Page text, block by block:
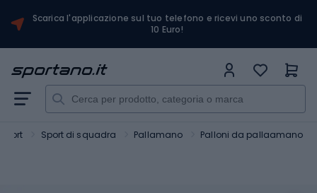
Scarica l'applicazione sul tuo telefono e ricevi uno sconto di
10 Euro!
Sport Sport di squadra Pallamano Palloni da pallaamano